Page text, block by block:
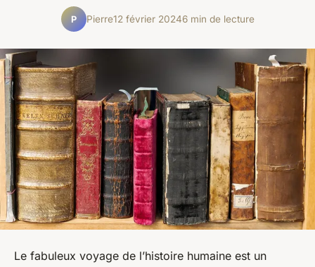
P Pierre12 février 20246 min de lecture
Le fabuleux voyage de l’histoire humaine est un